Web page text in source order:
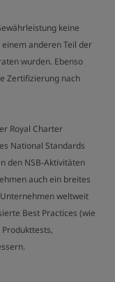
keine
anderen Teil der
wurden. Ebenso
Zertifizierung nach
Royal Charter
National Standards
den NSB-Aktivitäten
auch ein breites
weltweit
Best Practices (wie